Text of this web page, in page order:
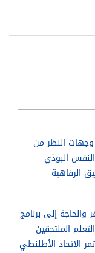
وجهات النظر من
البوذي
الرفاهية
إلى برنامج
الملتحقين
الاتحاد الأطلنطي